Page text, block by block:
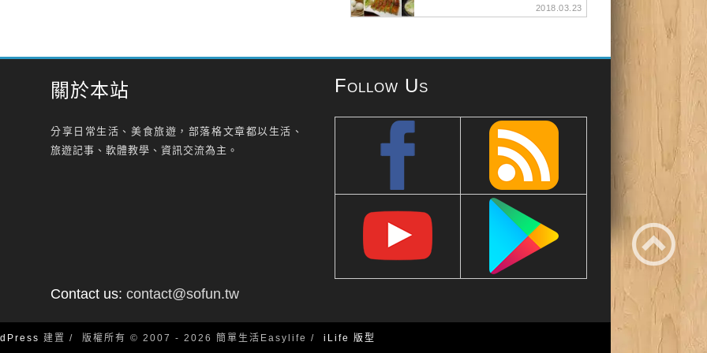
2018.03.23
關於本站
分享日常生活、美食旅遊，部落格文章都以生活、
旅遊記事、軟體教學、資訊交流為主。
Contact us: contact@sofun.tw
Follow Us
建置 版權所有 © 2007 - 2026 簡單生活Easylife iLife 版型